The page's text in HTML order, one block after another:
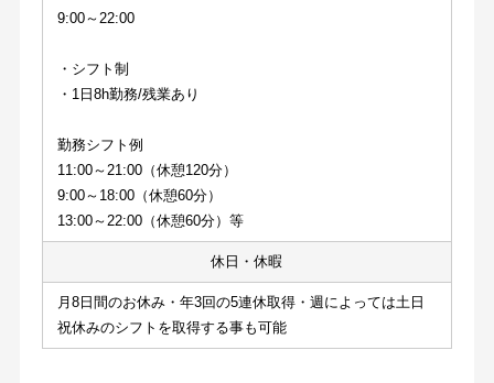
9:00～22:00
・シフト制
・1日8h勤務/残業あり
勤務シフト例
11:00～21:00（休憩120分）
9:00～18:00（休憩60分）
13:00～22:00（休憩60分）等
休日・休暇
月8日間のお休み・年3回の5連休取得・週によっては土日
祝休みのシフトを取得する事も可能